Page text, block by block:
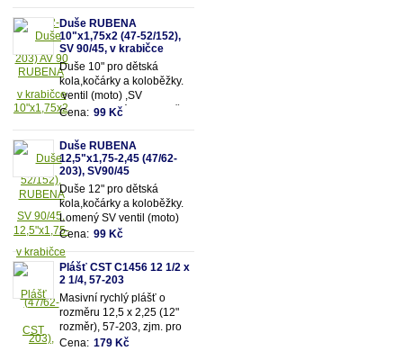
Vhodná pro rozměry pláště
12,5"x2,25" (resp.47/62-
203mm)
Duše RUBENA
10"x1,75x2 (47-52/152),
SV 90/45, v krabičce
Duše 10" pro dětská
kola,kočárky a koloběžky.
ventil (moto) ,SV
90/90.Vhodná pro rozměry
52/152mm)
Cena: 99 Kč
Duše RUBENA
12,5"x1,75-2,45 (47/62-
203), SV90/45
Duše 12" pro dětská
kola,kočárky a koloběžky.
Lomený SV ventil (moto)
90/45. Vhodná pro rozměry
2,45 (resp. 47/62-203mm)
Cena: 99 Kč
Plášť CST C1456 12 1/2 x
2 1/4, 57-203
Masivní rychlý plášť o
rozměru 12,5 x 2,25 (12"
rozměr), 57-203, zjm. pro
kočárky popř. dětská kola
Cena: 179 Kč